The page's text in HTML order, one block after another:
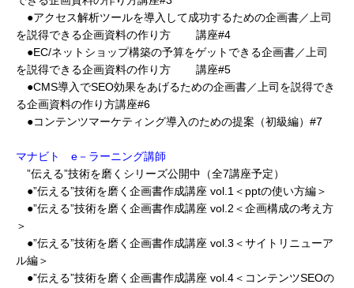
●アクセス解析ツールを導入して成功するための企画書／上司
を説得できる企画資料の作り方 講座#4
●EC/ネットショップ構築の予算をゲットできる企画書／上司
を説得できる企画資料の作り方 講座#5
●CMS導入でSEO効果をあげるための企画書／上司を説得でき
る企画資料の作り方講座#6
●コンテンツマーケティング導入のための提案（初級編）#7
マナビト e－ラーニング講師
”伝える”技術を磨くシリーズ公開中（全7講座予定）
●”伝える”技術を磨く企画書作成講座 vol.1＜pptの使い方編＞
●”伝える”技術を磨く企画書作成講座 vol.2＜企画構成の考え方
＞
●”伝える”技術を磨く企画書作成講座 vol.3＜サイトリニューア
ル編＞
●”伝える”技術を磨く企画書作成講座 vol.4＜コンテンツSEOの